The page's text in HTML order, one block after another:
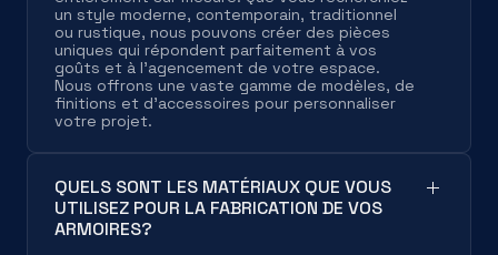
un style moderne, contemporain, traditionnel
ou rustique, nous pouvons créer des pièces
uniques qui répondent parfaitement à vos
goûts et à l'agencement de votre espace.
Nous offrons une vaste gamme de modèles, de
finitions et d'accessoires pour personnaliser
votre projet.
QUELS SONT LES MATÉRIAUX QUE VOUS
UTILISEZ POUR LA FABRICATION DE VOS
ARMOIRES?